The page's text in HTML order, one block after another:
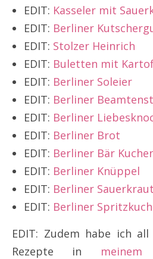
EDIT: Kasseler mit
EDIT: Berliner
EDIT: Stolzer Heinrich
EDIT: Buletten mit
EDIT: Berliner Soleier
EDIT: Berliner
EDIT: Berliner
EDIT: Berliner Brot
EDIT: Berliner Bär
EDIT: Berliner Knüppel
EDIT: Berliner
EDIT: Berliner
EDIT: Zudem habe ich
Rezepte in meinem